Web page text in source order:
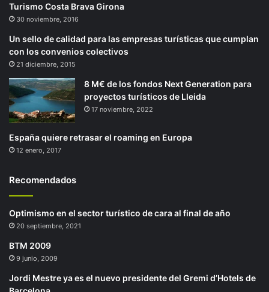
Turismo Costa Brava Girona
30 noviembre, 2016
Un sello de calidad para las empresas turísticas que cumplan
con los convenios colectivos
21 diciembre, 2015
8 M€ de los fondos Next Generation para
proyectos turísticos de Lleida
17 noviembre, 2022
España quiere retrasar el roaming en Europa
12 enero, 2017
Recomendados
Optimismo en el sector turístico de cara al final de año
20 septiembre, 2021
BTM 2009
9 junio, 2009
Jordi Mestre ya es el nuevo presidente del Gremi d’Hotels de